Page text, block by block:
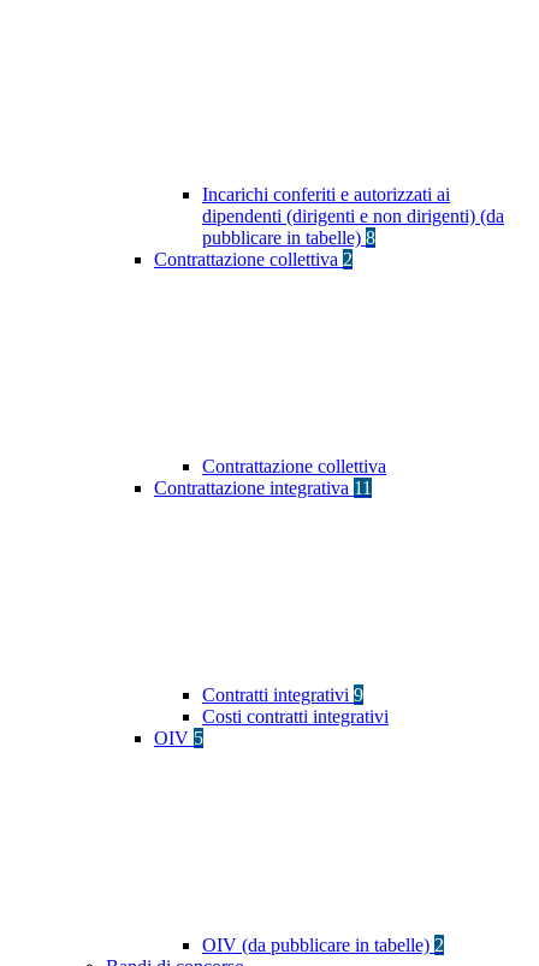
Incarichi conferiti e autorizzati ai
dipendenti (dirigenti e non dirigenti) (da
pubblicare in tabelle) 8
Contrattazione collettiva 2
Contrattazione collettiva
Contrattazione integrativa 11
Contratti integrativi 9
Costi contratti integrativi
OIV 5
OIV (da pubblicare in tabelle) 2